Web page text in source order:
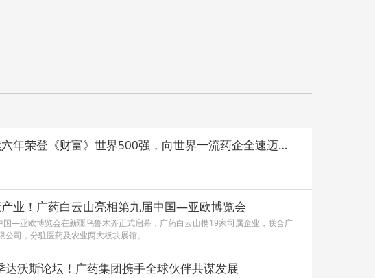
广药集团连续六年荣登《财富》世界500强，向世界一流药企全速迈进！
业！广药白云山亮相第九届中国—亚欧博览会
国—亚欧博览会在新疆乌鲁木齐正式启幕，广药白云山携19家司属企业，联合广
公司，分驻医药及农业两大板块展馆。
达沃斯论坛！广药集团携手全球伙伴共谋发展